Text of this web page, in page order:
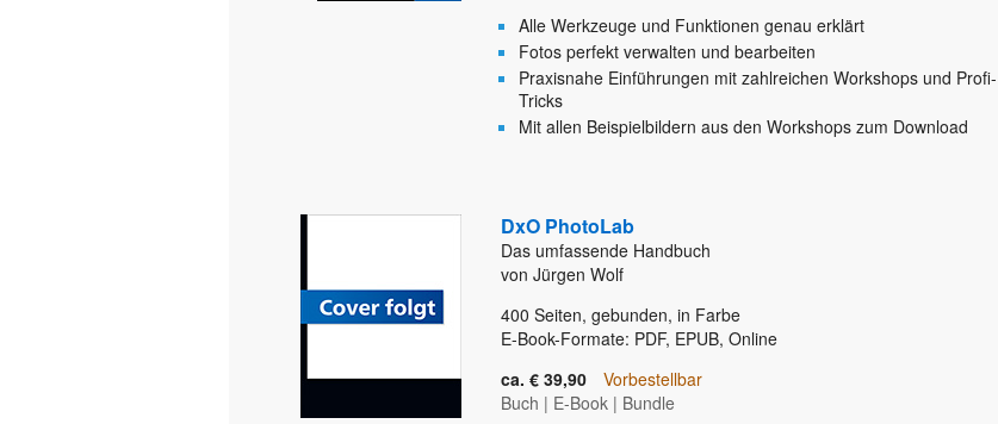
Alle Werkzeuge und Funktionen genau erklärt
Fotos perfekt verwalten und bearbeiten
Praxisnahe Einführungen mit zahlreichen Workshops und Profi-
Tricks
Mit allen Beispielbildern aus den Workshops zum Download
DxO PhotoLab
Das umfassende Handbuch
von Jürgen Wolf
400 Seiten, gebunden, in Farbe
E-Book-Formate: PDF, EPUB, Online
ca. € 39,90
Vorbestellbar
Buch | E-Book | Bundle